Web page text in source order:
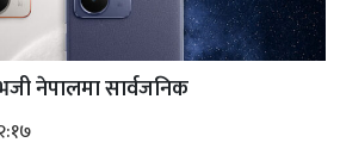
नेपालमा सार्वजनिक